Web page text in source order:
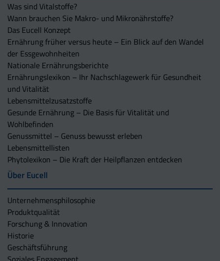
Was sind Vitalstoffe?
Wann brauchen Sie Makro- und Mikronährstoffe?
Das Eucell Konzept
Ernährung früher versus heute – Ein Blick auf den Wandel
der Essgewohnheiten
Nationale Ernährungsberichte
Ernährungslexikon – Ihr Nachschlagewerk für Gesundheit
und Vitalität
Lebensmittelzusatzstoffe
Gesunde Ernährung – Die Basis für Vitalität und
Wohlbefinden
Genussmittel – Genuss bewusst erleben
Lebensmittellisten
Phytolexikon – Die Kraft der Heilpflanzen entdecken
Über Eucell
Unternehmens­philosophie
Produktqualität
Forschung & Innovation
Historie
Geschäftsführung